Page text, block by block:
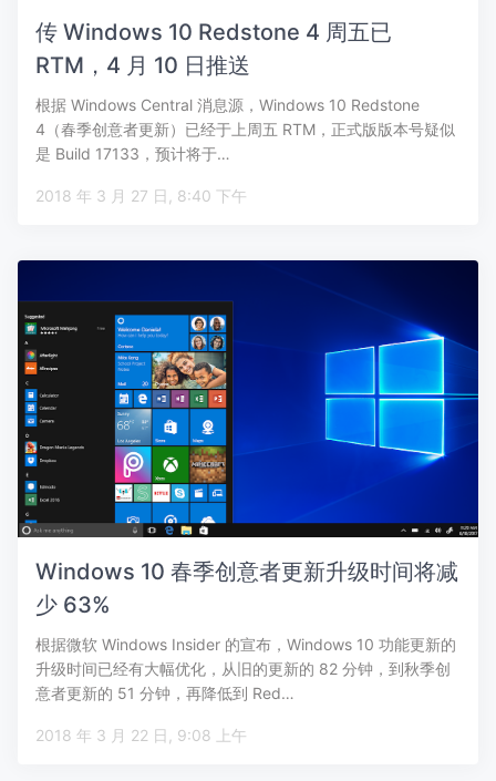
传 Windows 10 Redstone 4 周五已
RTM，4 月 10 日推送
根据 Windows Central 消息源，Windows 10 Redstone
4（春季创意者更新）已经于上周五 RTM，正式版版本号疑似
是 Build 17133，预计将于…
2018 年 3 月 27 日, 8:40 下午
Windows 10 春季创意者更新升级时间将减
少 63%
根据微软 Windows Insider 的宣布，Windows 10 功能更新的
升级时间已经有大幅优化，从旧的更新的 82 分钟，到秋季创
意者更新的 51 分钟，再降低到 Red…
2018 年 3 月 22 日, 9:08 上午